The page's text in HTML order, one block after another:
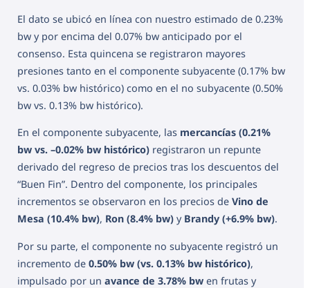
El dato se ubicó en línea con nuestro estimado de 0.23%
bw y por encima del 0.07% bw anticipado por el
consenso. Esta quincena se registraron mayores
presiones tanto en el componente subyacente (0.17% bw
vs. 0.03% bw histórico) como en el no subyacente (0.50%
bw vs. 0.13% bw histórico).
En el componente subyacente, las mercancías (0.21%
bw vs. –0.02% bw histórico) registraron un repunte
derivado del regreso de precios tras los descuentos del
“Buen Fin”. Dentro del componente, los principales
incrementos se observaron en los precios de Vino de
Mesa (10.4% bw), Ron (8.4% bw) y Brandy (+6.9% bw).
Por su parte, el componente no subyacente registró un
incremento de 0.50% bw (vs. 0.13% bw histórico),
impulsado por un avance de 3.78% bw en frutas y